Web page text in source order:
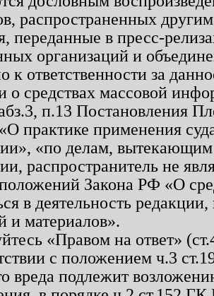
распространенных
переданные в пресс-
организаций и
к ответственности за
о средствах массовой
п.13 Постановления
практике применения
«по делам, вытекающим
распространитель не
Закона РФ «О
в деятельность
и материалов».
«Правом на ответ»
с положением ч.3
вреда подлежит